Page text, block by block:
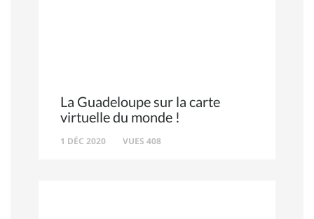
La Guadeloupe sur la carte
virtuelle du monde !
1 DÉC 2020 VUES 408